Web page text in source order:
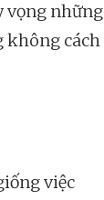
vọng những
không cách
việc